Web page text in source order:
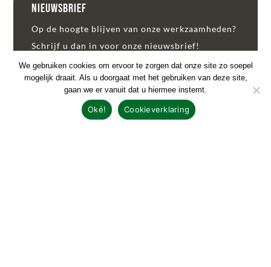
Nieuwsbrief
Op de hoogte blijven van onze werkzaamheden?
Schrijf u dan in voor onze nieuwsbrief!
INSCHRIJVEN!
Nieuwsbrief lezen
We gebruiken cookies om ervoor te zorgen dat onze site zo soepel
mogelijk draait. Als u doorgaat met het gebruiken van deze site,
gaan we er vanuit dat u hiermee instemt.
Oké! Cookieverklaring